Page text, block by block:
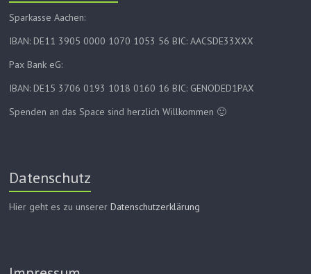
Sparkasse Aachen:
IBAN: DE11 3905 0000 1070 1053 56 BIC: AACSDE33XXX
Pax Bank eG:
IBAN: DE15 3706 0193 1018 0160 16 BIC: GENODED1PAX
Spenden an das Space sind herzlich Willkommen 🙂
Datenschutz
Hier geht es zu unsererDatenschutzerklärung